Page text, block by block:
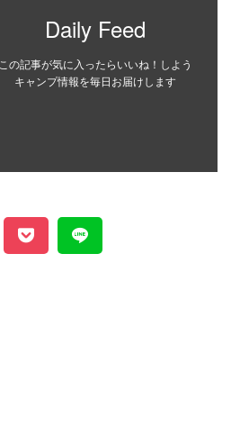
Daily Feed
この記事が気に入ったらいいね！しよう
キャンプ情報を毎日お届けします